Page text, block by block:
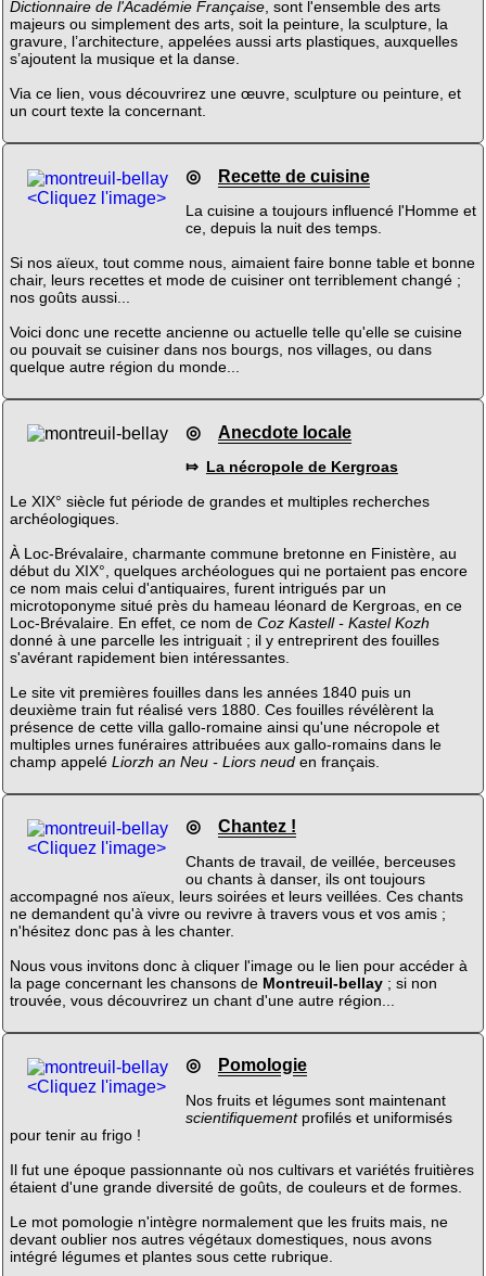
Dictionnaire de l'Académie Française, sont l'ensemble des arts
majeurs ou simplement des arts, soit la peinture, la sculpture, la
gravure, l’architecture, appelées aussi arts plastiques, auxquelles
s’ajoutent la musique et la danse.
Via ce lien, vous découvrirez une œuvre, sculpture ou peinture, et
un court texte la concernant.
<Cliquez l'image>
◎ Recette de cuisine
La cuisine a toujours influencé l'Homme et
ce, depuis la nuit des temps.
Si nos aïeux, tout comme nous, aimaient faire bonne table et bonne
chair, leurs recettes et mode de cuisiner ont terriblement changé ;
nos goûts aussi...
Voici donc une recette ancienne ou actuelle telle qu'elle se cuisine
ou pouvait se cuisiner dans nos bourgs, nos villages, ou dans
quelque autre région du monde...
◎ Anecdote locale
⤇ La nécropole de Kergroas
Le XIX° siècle fut période de grandes et multiples recherches
archéologiques.
À Loc-Brévalaire, charmante commune bretonne en Finistère, au
début du XIX°, quelques archéologues qui ne portaient pas encore
ce nom mais celui d'antiquaires, furent intrigués par un
microtoponyme situé près du hameau léonard de Kergroas, en ce
Loc-Brévalaire. En effet, ce nom de Coz Kastell - Kastel Kozh
donné à une parcelle les intriguait ; il y entreprirent des fouilles
s'avérant rapidement bien intéressantes.
Le site vit premières fouilles dans les années 1840 puis un
deuxième train fut réalisé vers 1880. Ces fouilles révélèrent la
présence de cette villa gallo-romaine ainsi qu'une nécropole et
multiples urnes funéraires attribuées aux gallo-romains dans le
champ appelé Liorzh an Neu - Liors neuden français.
<Cliquez l'image>
◎ Chantez !
Chants de travail, de veillée, berceuses
ou chants à danser, ils ont toujours
accompagné nos aïeux, leurs soirées et leurs veillées. Ces chants
ne demandent qu'à vivre ou revivre à travers vous et vos amis ;
n'hésitez donc pas à les chanter.
Nous vous invitons donc à cliquer l'image ou le lien pour accéder à
la page concernant les chansons de Montreuil-bellay; si non
trouvée, vous découvrirez un chant d'une autre région...
<Cliquez l'image>
◎ Pomologie
Nos fruits et légumes sont maintenant
scientifiquementprofilés et uniformisés
pour tenir au frigo !
Il fut une époque passionnante où nos cultivars et variétés fruitières
étaient d'une grande diversité de goûts, de couleurs et de formes.
Le mot pomologie n'intègre normalement que les fruits mais, ne
devant oublier nos autres végétaux domestiques, nous avons
intégré légumes et plantes sous cette rubrique.